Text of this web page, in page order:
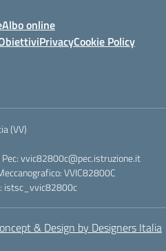
Albo online
PrivacyCookie Policy
(VV)
vvic82800c@pec.istruzione.it
VVIC82800C
istsc_vvic82800c
& Design by Designers Italia